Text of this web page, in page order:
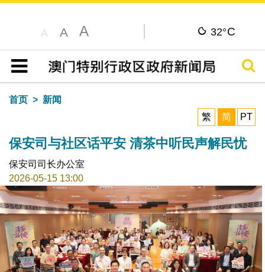
A A A 32°C
目录
搜寻
首页
新闻
繁
简 PT
保安司与社区话平安 清茶中听民声解民忧
保安司司长办公室
2026-05-15 13:00